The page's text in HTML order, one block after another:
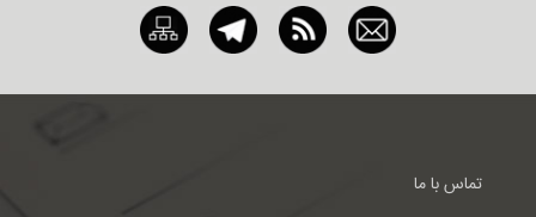
تماس با ما